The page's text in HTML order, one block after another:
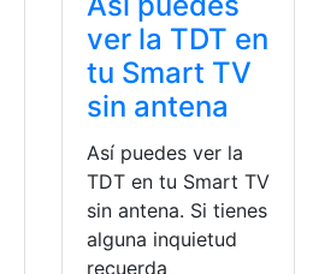
ver la TDT en
tu Smart TV
sin antena
Así puedes ver la
TDT en tu Smart TV
sin antena. Si tienes
alguna inquietud
recuerda